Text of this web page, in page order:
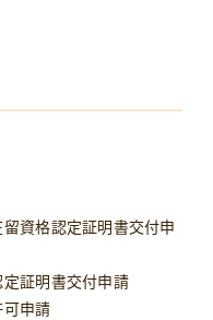
資格認定証明書交付申
証明書交付申請
申請